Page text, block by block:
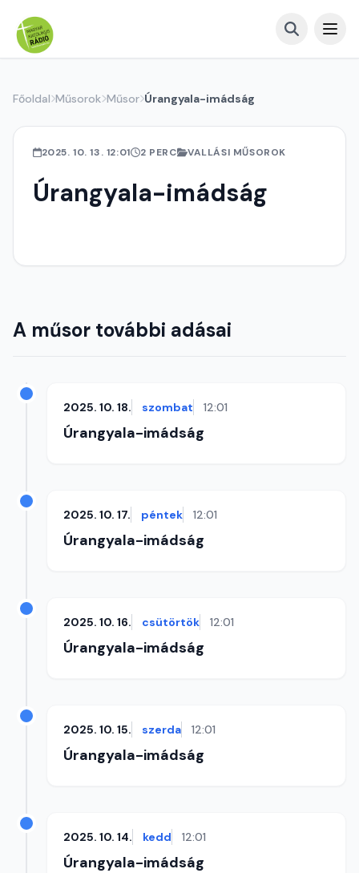
Főoldal Műsorok Műsor Úrangyala-imádság
2025. 10. 13. 12:01 2 PERC VALLÁSI MŰSOROK
Úrangyala-imádság
A műsor további adásai
2025. 10. 18. szombat 12:01
Úrangyala-imádság
2025. 10. 17. péntek 12:01
Úrangyala-imádság
2025. 10. 16. csütörtök 12:01
Úrangyala-imádság
2025. 10. 15. szerda 12:01
Úrangyala-imádság
2025. 10. 14. kedd 12:01
Úrangyala-imádság